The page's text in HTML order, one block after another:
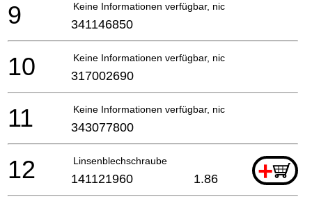
Keine Informationen verfügbar, nicht bestellbar
9 341146850
Keine Informationen verfügbar, nicht bestellbar
10 317002690
Keine Informationen verfügbar, nicht bestellbar
11 343077800
Linsenblechschraube +
12 141121960 1.86